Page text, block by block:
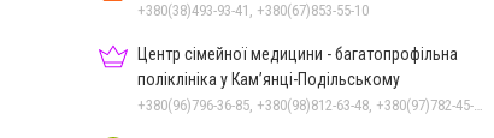
+380(38)493-93-41, +380(67)853-55-10
Центр сімейної медицини - багатопрофільна
поліклініка у Кам’янці-Подільському
+380(96)796-36-85, +380(98)812-63-48, +380(97)782-45-70